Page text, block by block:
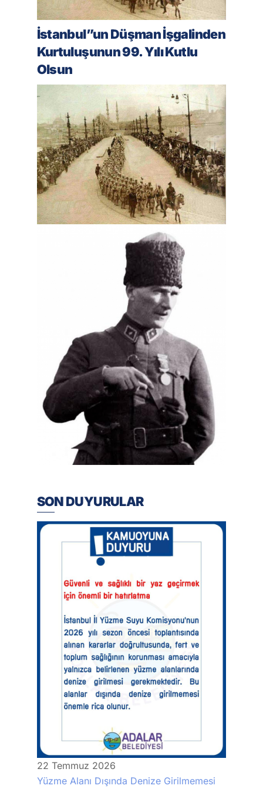
İstanbul”un Düşman İşgalinden
Kurtuluşunun 99. Yılı Kutlu
Olsun
SON DUYURULAR
22 Temmuz 2026
Yüzme Alanı Dışında Denize Girilmemesi